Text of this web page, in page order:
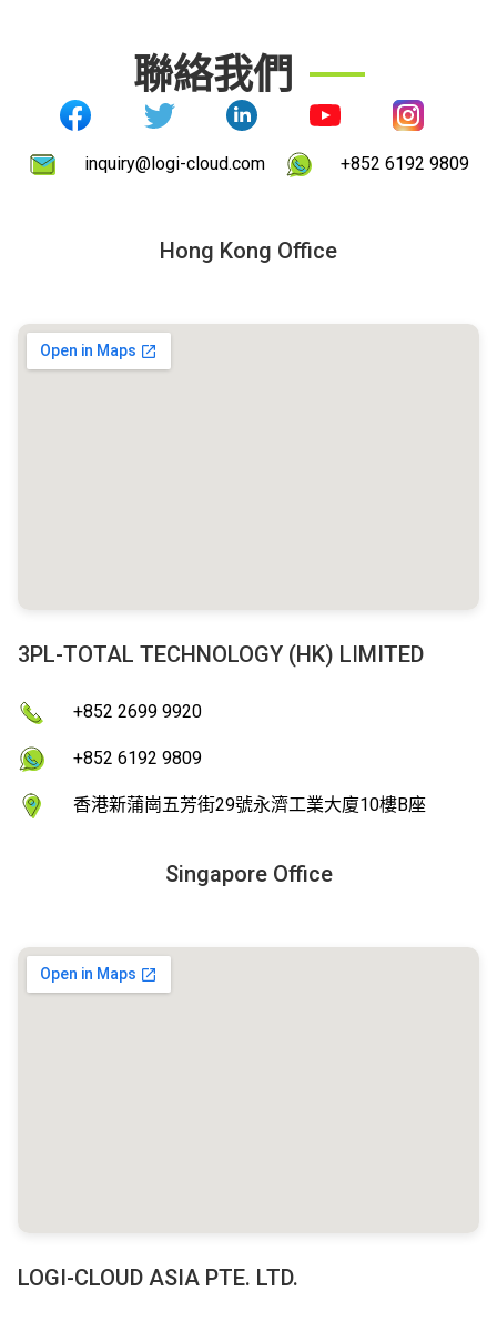
聯絡我們
inquiry@logi-cloud.com +852 6192 9809
Hong Kong Office
3PL-TOTAL TECHNOLOGY (HK) LIMITED
+852 2699 9920
+852 6192 9809
香港新蒲崗五芳街29號永濟工業大廈10樓B座
Singapore Office
LOGI-CLOUD ASIA PTE. LTD.